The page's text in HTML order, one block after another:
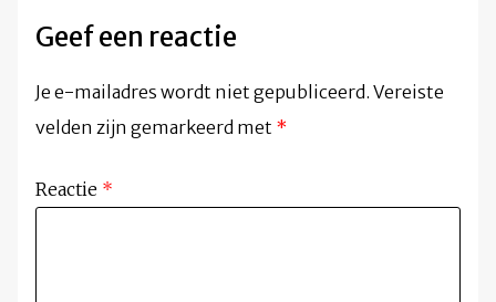
Geef een reactie
Je e-mailadres wordt niet gepubliceerd. Vereiste
velden zijn gemarkeerd met *
Reactie *